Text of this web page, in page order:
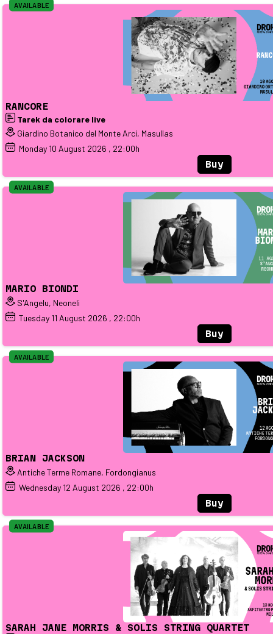
RANCORE
Tarek da colorare live
Giardino Botanico del Monte Arci, Masullas
Monday 10 August 2026 , 22:00h
AVAILABLE
Buy
MARIO BIONDI
S'Angelu, Neoneli
Tuesday 11 August 2026 , 22:00h
AVAILABLE
Buy
BRIAN JACKSON
Antiche Terme Romane, Fordongianus
Wednesday 12 August 2026 , 22:00h
AVAILABLE
Buy
SARAH JANE MORRIS & SOLIS STRING QUARTET
AVAILABLE